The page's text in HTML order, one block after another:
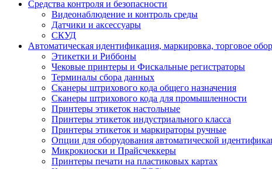
Средства контроля и безопасности
Видеонаблюдение и контроль среды
Датчики и аксессуары
СКУД
Автоматическая идентификация, маркировка, торговое
Этикетки и Риббоны
Чековые принтеры и Фискальные регистраторы
Терминалы сбора данных
Сканеры штрихового кода общего назначения
Сканеры штрихового кода для промышленности
Принтеры этикеток настольные
Принтеры этикеток индустриального класса
Принтеры этикеток и маркираторы ручные
Опции для оборудования автоматической
Микрокиоски и Прайсчеккеры
Принтеры печати на пластиковых картах